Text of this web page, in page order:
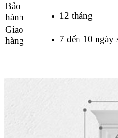
Bảo
hành
12 tháng
Giao
hàng
7 đến 10 ngày